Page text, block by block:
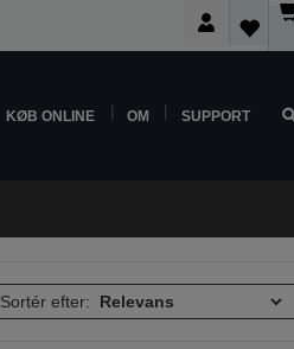
KØB ONLINE OM SUPPORT
Sortér efter: